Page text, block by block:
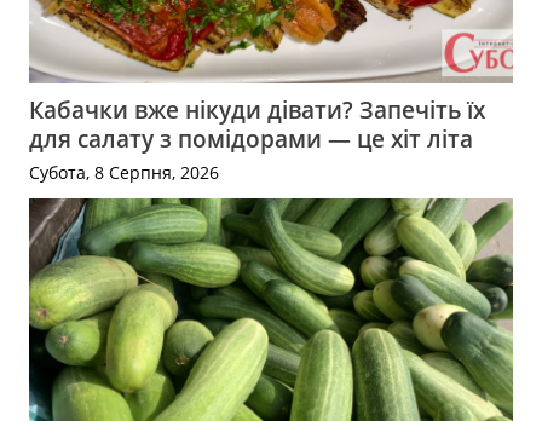
Кабачки вже нікуди дівати? Запечіть їх
для салату з помідорами — це хіт літа
Субота, 8 Серпня, 2026